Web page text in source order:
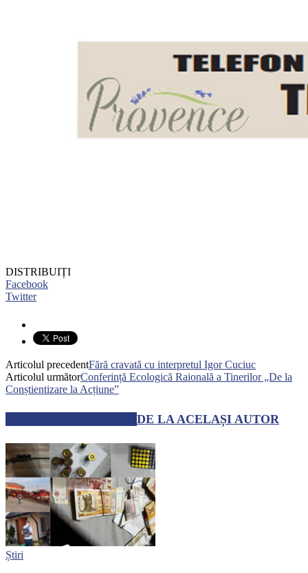
DISTRIBUIȚI
Facebook
Twitter
Articolul precedentFără cravată cu interpretul Igor Cuciuc
Articolul următorConferință Ecologică Raională a Tinerilor „De la
Conștientizare la Acțiune”
DE LA ACELAȘI AUTOR
Știri